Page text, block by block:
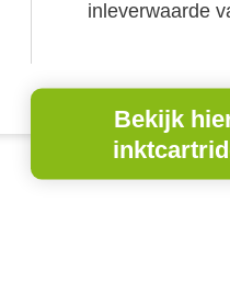
inleverwaarde
Bekijk